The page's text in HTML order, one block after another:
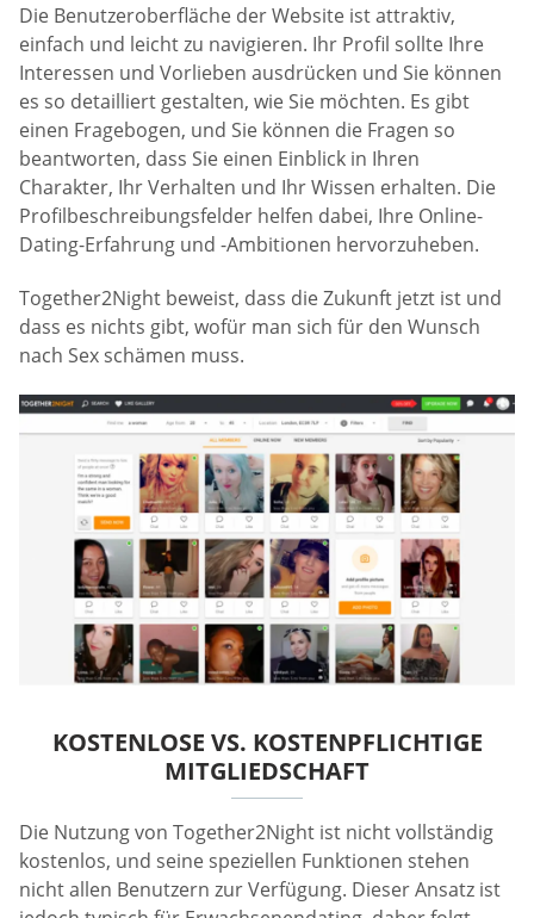
Die Benutzeroberfläche der Website ist attraktiv,
einfach und leicht zu navigieren. Ihr Profil sollte Ihre
Interessen und Vorlieben ausdrücken und Sie können
es so detailliert gestalten, wie Sie möchten. Es gibt
einen Fragebogen, und Sie können die Fragen so
beantworten, dass Sie einen Einblick in Ihren
Charakter, Ihr Verhalten und Ihr Wissen erhalten. Die
Profilbeschreibungsfelder helfen dabei, Ihre Online-
Dating-Erfahrung und -Ambitionen hervorzuheben.
Together2Night beweist, dass die Zukunft jetzt ist und
dass es nichts gibt, wofür man sich für den Wunsch
nach Sex schämen muss.
KOSTENLOSE VS. KOSTENPFLICHTIGE
MITGLIEDSCHAFT
Die Nutzung von Together2Night ist nicht vollständig
kostenlos, und seine speziellen Funktionen stehen
nicht allen Benutzern zur Verfügung. Dieser Ansatz ist